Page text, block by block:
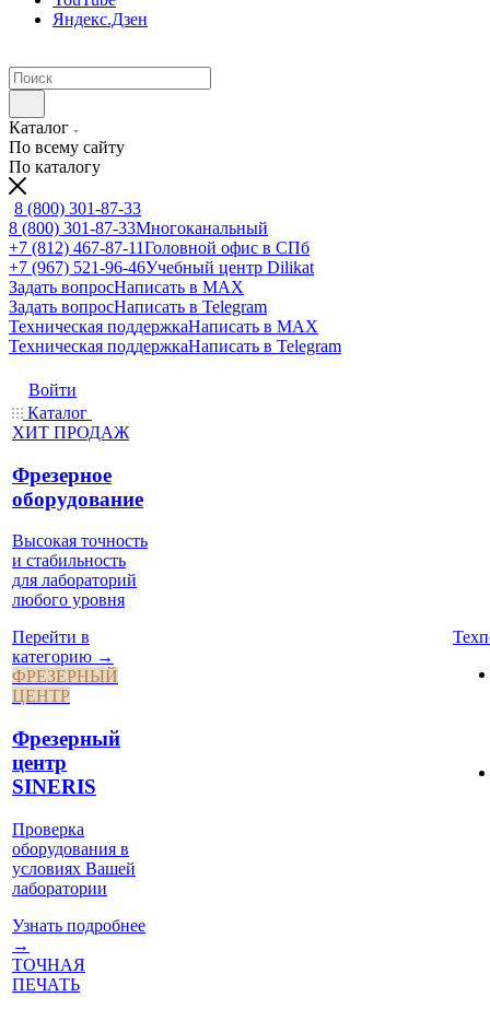
Яндекс.Дзен
Каталог
По всему сайту
По каталогу
8 (800) 301-87-33
8 (800) 301-87-33Многоканальный
+7 (812) 467-87-11Головной офис в СПб
+7 (967) 521-96-46Учебный центр Dilikat
Задать вопросНаписать в MAX
Задать вопросНаписать в Telegram
Техническая поддержкаНаписать в MAX
Техническая поддержкаНаписать в Telegram
Войти
Каталог
ХИТ ПРОДАЖ
Фрезерное
оборудование
Высокая точность
и стабильность
для лабораторий
любого уровня
Перейти в
категорию →
ФРЕЗЕРНЫЙ
ЦЕНТР
Фрезерный
центр
SINERIS
Проверка
оборудования в
условиях Вашей
лаборатории
Узнать подробнее
→
ТОЧНАЯ
ПЕЧАТЬ